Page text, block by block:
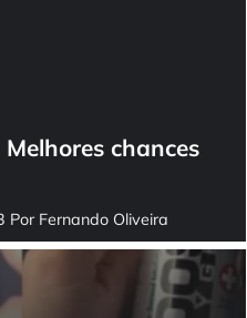
chances
Por Fernando Oliveira